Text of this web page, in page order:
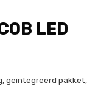
LED
geïntegreerd pakket,